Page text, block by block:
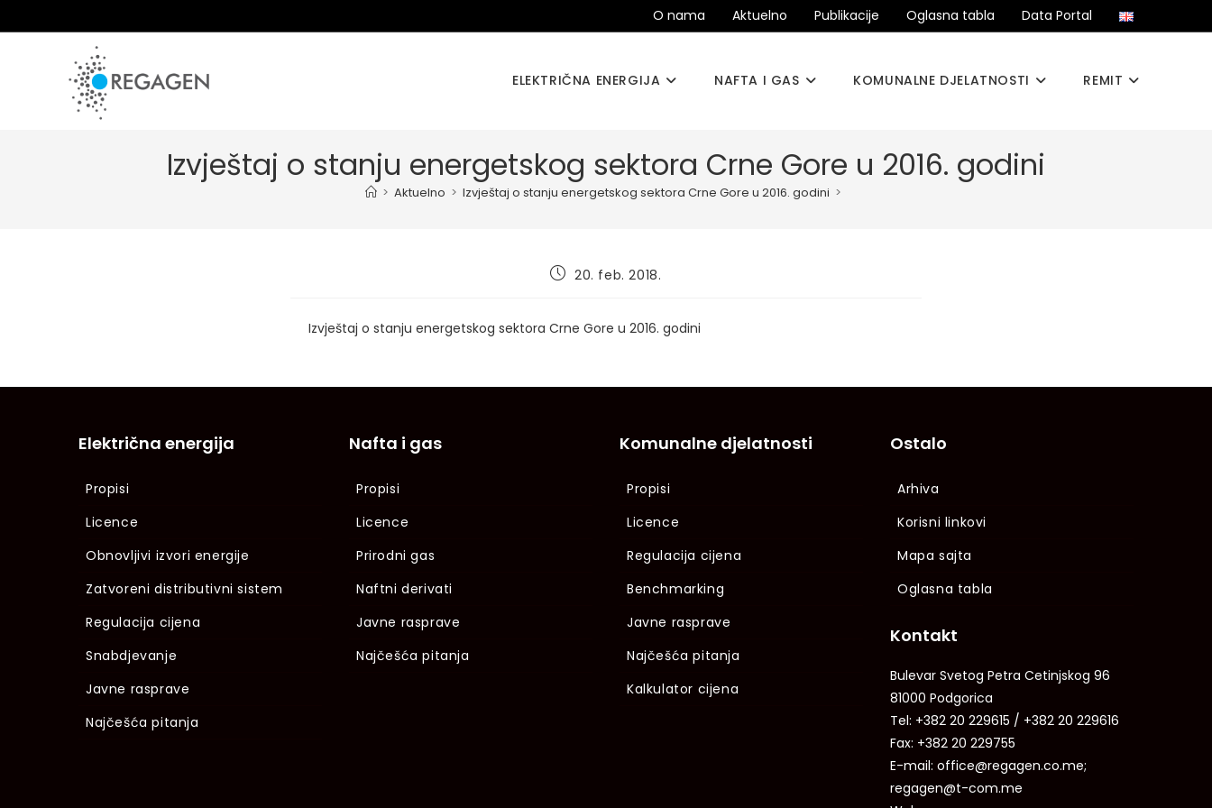
to
O nama Aktuelno Publikacije Oglasna tabla Data Portal
ELEKTRIČNA ENERGIJA NAFTA I GAS KOMUNALNE DJELATNOSTI REMIT
Izvještaj o stanju energetskog sektora Crne Gore u 2016. godini
> Aktuelno > Izvještaj o stanju energetskog sektora Crne Gore u 2016. godini >
Post20. feb. 2018.
Izvještaj o stanju energetskog sektora Crne Gore u 2016. godini
Električna energija
Propisi
Licence
Obnovljivi izvori energije
Zatvoreni distributivni sistem
Regulacija cijena
Snabdjevanje
Javne rasprave
Najčešća pitanja
Nafta i gas
Propisi
Licence
Prirodni gas
Naftni derivati
Javne rasprave
Najčešća pitanja
Komunalne djelatnosti
Propisi
Licence
Regulacija cijena
Benchmarking
Javne rasprave
Najčešća pitanja
Kalkulator cijena
Ostalo
Arhiva
Korisni linkovi
Mapa sajta
Oglasna tabla
Kontakt
Bulevar Svetog Petra Cetinjskog 96
81000 Podgorica
Tel: +382 20 229615 / +382 20 229616
Fax: +382 20 229755
E-mail: office@regagen.co.me;
regagen@t-com.me